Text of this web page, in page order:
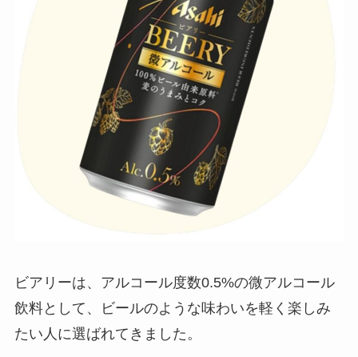
ビアリーは、アルコール度数0.5%の微アルコール
飲料として、ビールのような味わいを軽く楽しみ
たい人に選ばれてきました。